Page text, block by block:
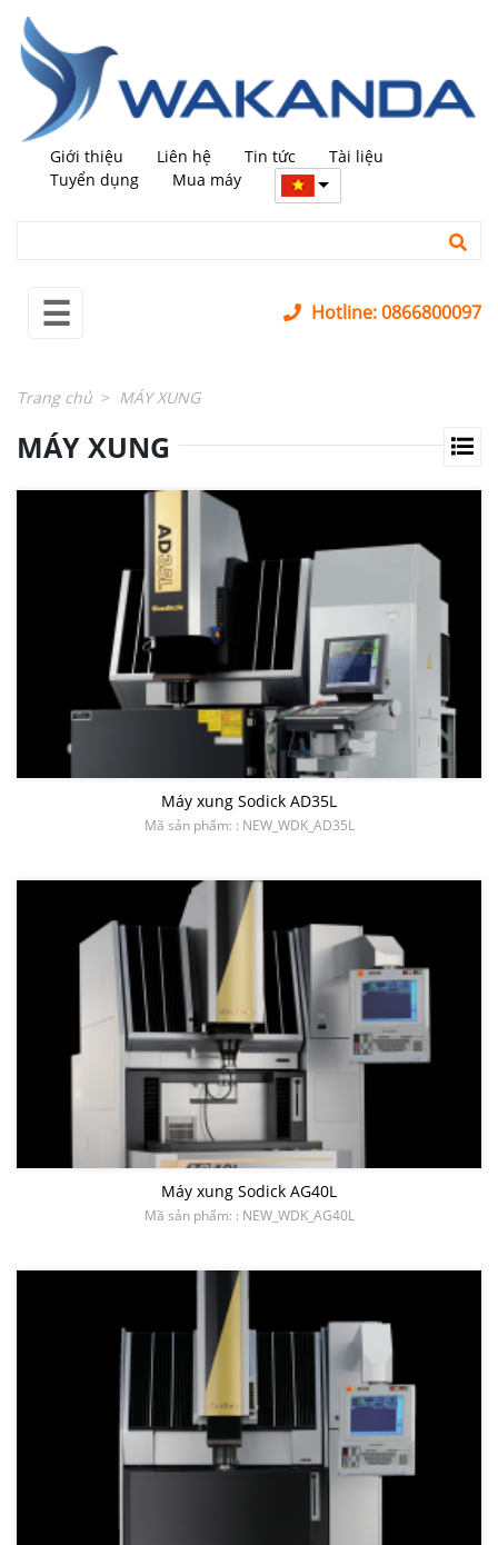
Giới thiệu Liên hệ Tin tức
Tài liệu
Tuyển dụng
Mua máy
Hotline: 0866800097
trở
MÁY
MỚI
+
MÁY
+
KIỆN
CHỮA
☰
Trang chủ MÁY XUNG
MÁY XUNG
Máy xung Sodick AD35L
Mã sản phẩm: : NEW_WDK_AD35L
Máy xung Sodick AG40L
Mã sản phẩm: : NEW_WDK_AG40L